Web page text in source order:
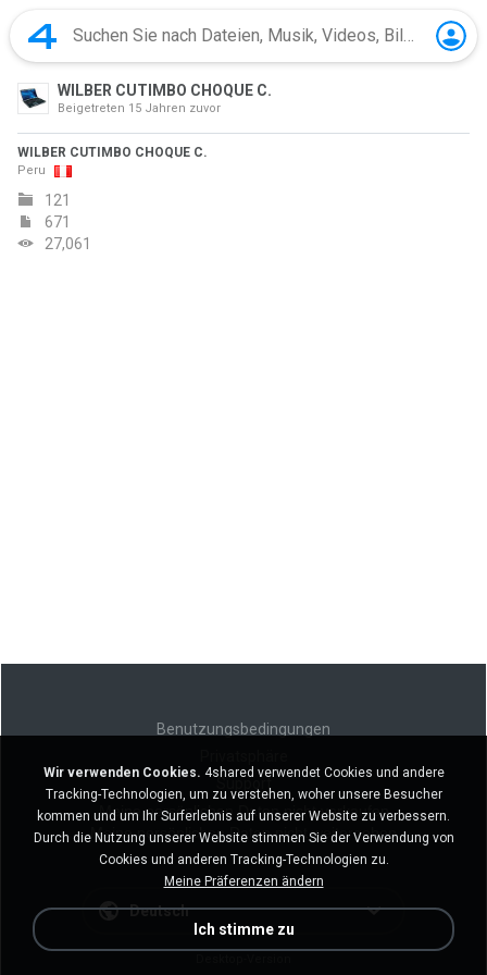
WILBER CUTIMBO CHOQUE C.
Beigetreten 15 Jahren zuvor
WILBER CUTIMBO CHOQUE C.
Peru
121
671
27,061
Benutzungsbedingungen
Meine persönlichen Daten nicht verkaufen
Meine persönlichen Daten nicht weitergeben
Deutsch
Wir verwenden Cookies. 4shared verwendet Cookies und andere
Tracking-Technologien, um zu verstehen, woher unsere Besucher
kommen und um Ihr Surferlebnis auf unserer Website zu verbessern.
Durch die Nutzung unserer Website stimmen Sie der Verwendung von
Cookies und anderen Tracking-Technologien zu.
Meine Präferenzen ändern
Ich stimme zu